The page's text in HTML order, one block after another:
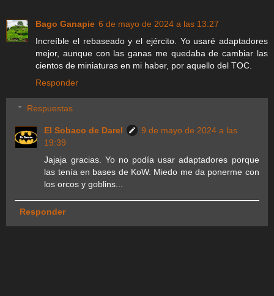
Bago Ganapie 6 de mayo de 2024 a las 13:27
Increíble el rebaseado y el ejército. Yo usaré adaptadores
mejor, aunque con las ganas me quedaba de cambiar las
cientos de miniaturas en mi haber, por aquello del TOC.
Responder
Respuestas
El Sobaco de Darel
9 de mayo de 2024 a las
19:39
Jajaja gracias. Yo no podía usar adaptadores porque
las tenía en bases de KoW. Miedo me da ponerme con
los orcos y goblins...
Responder